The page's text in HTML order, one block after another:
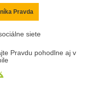
Pravda
siete
Pravdu pohodlne aj v